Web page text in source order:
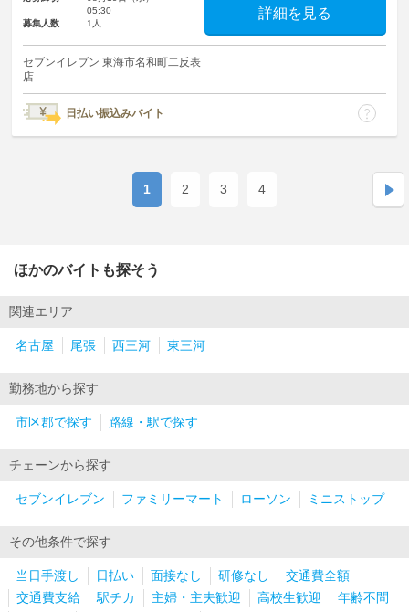
05:30
募集人数
1人
詳細を見る
セブンイレブン 東海市名和町二反表
店
日払い振込みバイト
1 2 3 4
ほかのバイトも探そう
関連エリア
名古屋 尾張 西三河 東三河
勤務地から探す
市区郡で探す 路線・駅で探す
チェーンから探す
セブンイレブン ファミリーマート ローソン ミニストップ
その他条件で探す
当日手渡し 日払い 面接なし 研修なし
交通費全額
交通費支給
駅チカ 主婦・主夫歓迎 高校生歓迎
年齢不問